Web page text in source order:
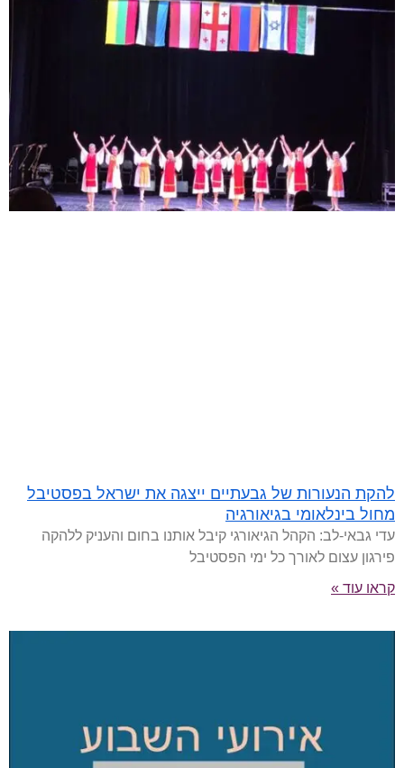
להקת הנעורות של גבעתיים ייצגה את ישראל בפסטיבל
מחול בינלאומי בגיאורגיה
עדי גבאי-לב: הקהל הגיאורגי קיבל אותנו בחום והעניק ללהקה
פירגון עצום לאורך כל ימי הפסטיבל
קראו עוד »